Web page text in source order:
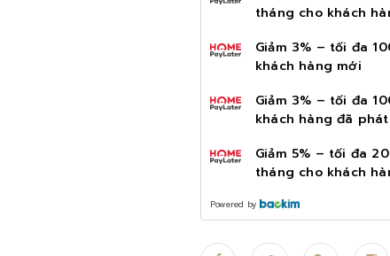
tháng cho khách
Giảm 3% – tối đa
khách hàng mới
Giảm 3% – tối đa
khách hàng đã
Giảm 5% – tối đa
tháng cho khách
Powered by